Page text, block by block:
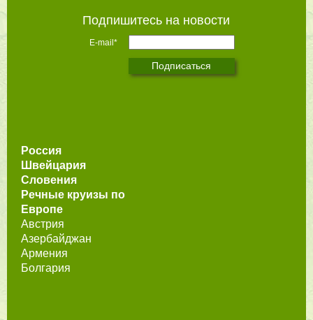
Подпишитесь на новости
E-mail*
Россия
Швейцария
Словения
Речные круизы по
Европе
Австрия
Азербайджан
Армения
Болгария